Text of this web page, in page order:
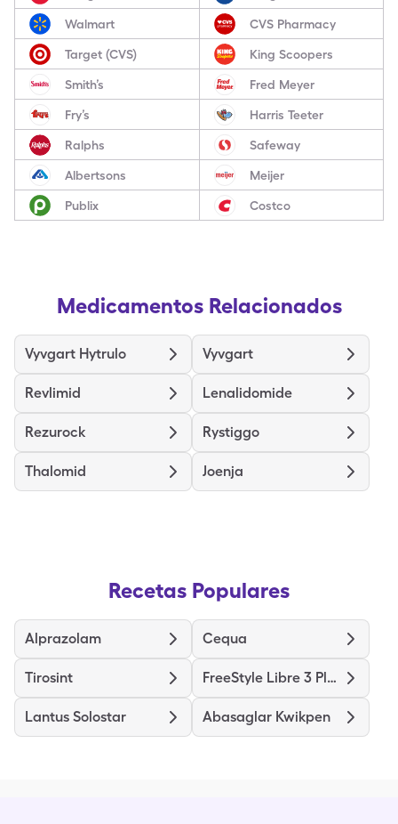
Walmart CVS Pharmacy
Target (CVS) King Scoopers
Smith’s Fred Meyer
Fry’s Harris Teeter
Ralphs Safeway
Albertsons Meijer
Publix Costco
Medicamentos Relacionados
Vyvgart Hytrulo Vyvgart
Revlimid Lenalidomide
Rezurock Rystiggo
Thalomid Joenja
Recetas Populares
Alprazolam Cequa
Tirosint FreeStyle Libre 3 Plus Sensor
Lantus Solostar Abasaglar Kwikpen